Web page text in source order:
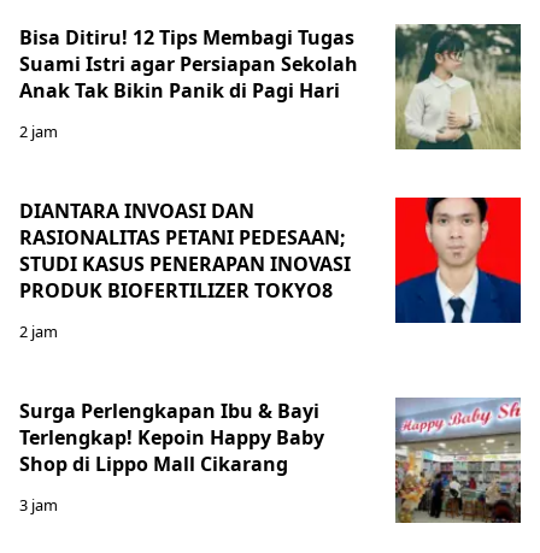
Bisa Ditiru! 12 Tips Membagi Tugas
Suami Istri agar Persiapan Sekolah
Anak Tak Bikin Panik di Pagi Hari
2 jam
DIANTARA INVOASI DAN
RASIONALITAS PETANI PEDESAAN;
STUDI KASUS PENERAPAN INOVASI
PRODUK BIOFERTILIZER TOKYO8
2 jam
Surga Perlengkapan Ibu & Bayi
Terlengkap! Kepoin Happy Baby
Shop di Lippo Mall Cikarang
3 jam